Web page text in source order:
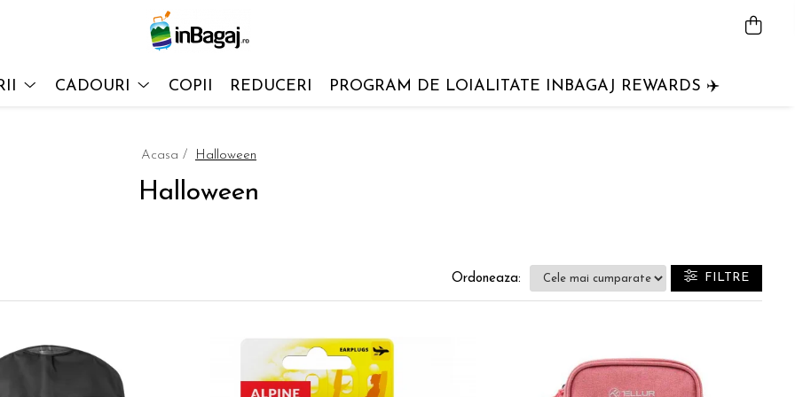
CADOURI COPII REDUCERI PROGRAM DE LOIALITATE INBAGAJ REWARDS ✈️
Acasa / Halloween
Halloween
FILTRE
Ordoneaza: